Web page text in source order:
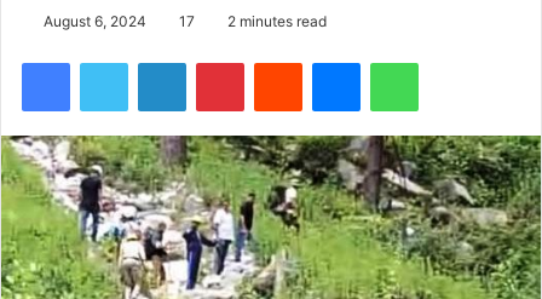
August 6, 2024 17 2 minutes read